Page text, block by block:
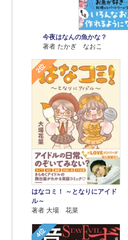
今夜はなんの魚かな？
著者 たかぎ なおこ
2位
はなコミ！ ～となりにアイド
ル～
著者 大場 花菜
4位